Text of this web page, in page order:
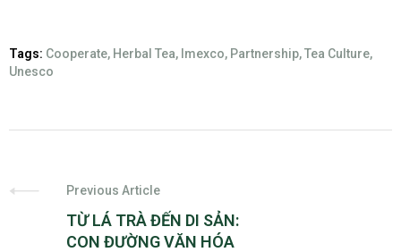
Tags: Cooperate, Herbal Tea, Imexco, Partnership,Tea Culture,
Unesco
Previous Article
TỪ LÁ TRÀ ĐẾN DI SẢN:
CON ĐƯỜNG VĂN HÓA